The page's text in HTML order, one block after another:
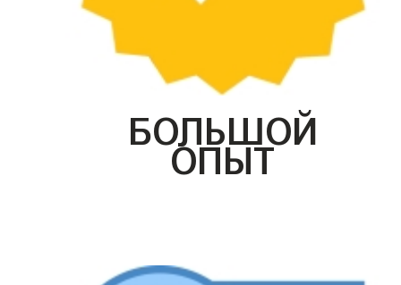
БОЛЬШОЙ
ОПЫТ